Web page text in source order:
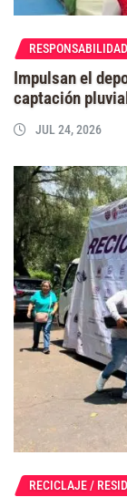
Impulsan el
captación pluvial
JUL 24, 2026
RECICLAJE /